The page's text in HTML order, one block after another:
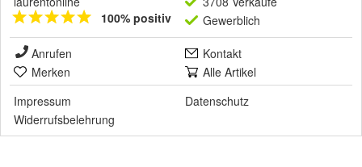
100% positiv
Gewerblich
Anrufen
Kontakt
Merken
Alle Artikel
Impressum
Datenschutz
Widerrufsbelehrung